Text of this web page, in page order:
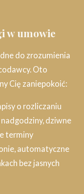
w umowie
do zrozumienia
Oto
Cię zaniepokoić:
o rozliczaniu
dziwne
terminy
automatyczne
bez jasnych